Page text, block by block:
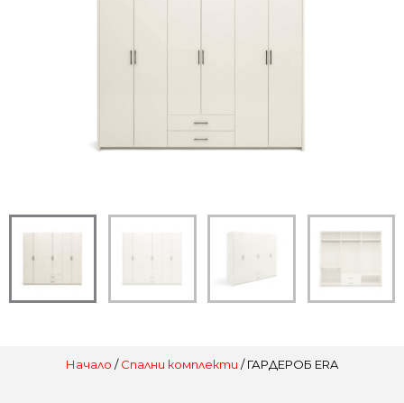
Начало /Спални комплекти / ГАРДЕРОБ ERA